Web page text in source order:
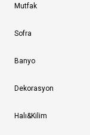
Mutfak
Sofra
Banyo
Dekorasyon
Halı&Kilim